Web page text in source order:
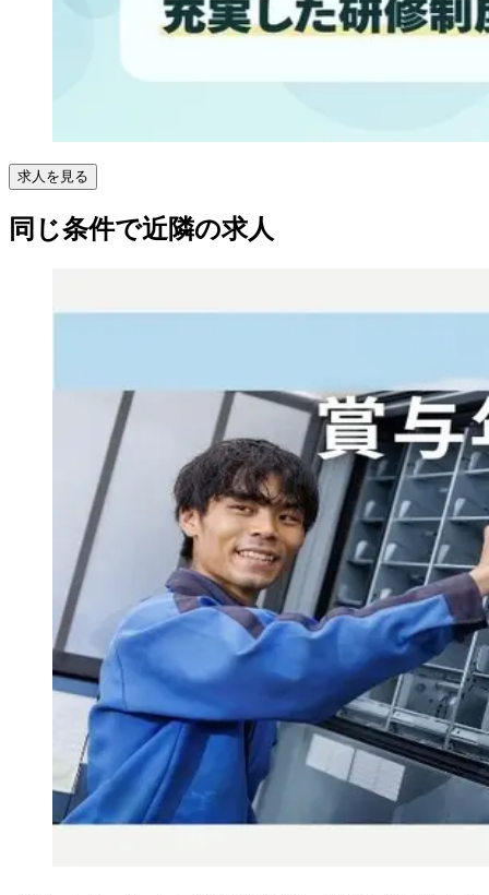
求人を見る
同じ条件で近隣の求人